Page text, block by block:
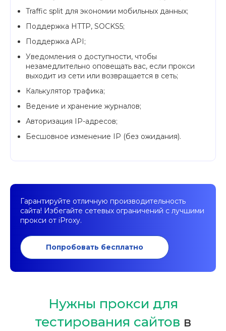
Traffic split для экономии мобильных данных;
Поддержка HTTP, SOCKS5;
Поддержка API;
Уведомления о доступности, чтобы
незамедлительно оповещать вас, если прокси
выходит из сети или возвращается в сеть;
Калькулятор трафика;
Ведение и хранение журналов;
Авторизация IP-адресов;
Бесшовное изменение IP (без ожидания).
Гарантируйте отличную производительность
сайта! Избегайте сетевых ограничений с лучшими
прокси от iProxy.
Попробовать бесплатно
Нужны прокси для
тестирования сайтов в